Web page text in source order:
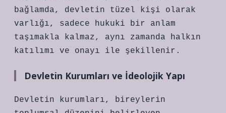
bağlamda, devletin tüzel kişi olarak
varlığı, sadece hukuki bir anlam
taşımakla kalmaz, aynı zamanda halkın
katılımı ve onayı ile şekillenir.
Devletin Kurumları ve İdeolojik Yapı
Devletin kurumları, bireylerin